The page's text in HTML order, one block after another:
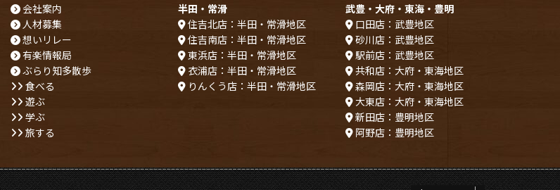
会社案内
人材募集
想いリレー
有楽情報局
ぶらり知多散歩
食べる
遊ぶ
学ぶ
旅する
半田・常滑
住吉北店：半田・常滑地区
住吉南店：半田・常滑地区
東浜店：半田・常滑地区
衣浦店：半田・常滑地区
りんくう店：半田・常滑地区
武豊・大府・東海・豊明
口田店：武豊地区
砂川店：武豊地区
駅前店：武豊地区
共和店：大府・東海地区
森岡店：大府・東海地区
大東店：大府・東海地区
新田店：豊明地区
阿野店：豊明地区